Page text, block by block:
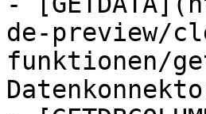
de-preview/
funktionen/